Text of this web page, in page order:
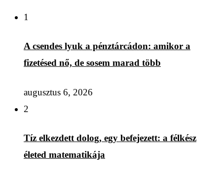
1
A csendes lyuk a pénztárcádon: amikor a
fizetésed nő, de sosem marad több
augusztus 6, 2026
2
Tíz elkezdett dolog, egy befejezett: a félkész
életed matematikája